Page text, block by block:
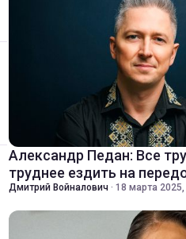
Александр Педан: Все
труднее ездить на
Дмитрий Войналович · 18 марта